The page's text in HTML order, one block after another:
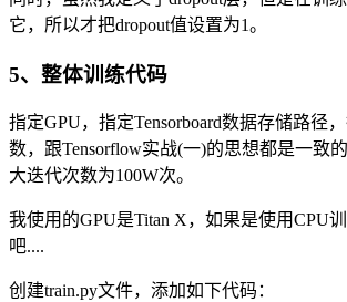
它，所以才把dropout值设置为1。
5、整体训练代码
指定GPU，指定Tensorboard数据存储路径
数，跟Tensorflow实战(一)的思想都是一致
大迭代次数为100W次。
我使用的GPU是Titan X，如果是使用CPU
吧....
创建train.py文件，添加如下代码：